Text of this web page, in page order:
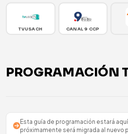
TVUSACH CANAL 9 CCP
PROGRAMACIÓN
Esta guía de programación estará
próximamente será migrada al nuevo